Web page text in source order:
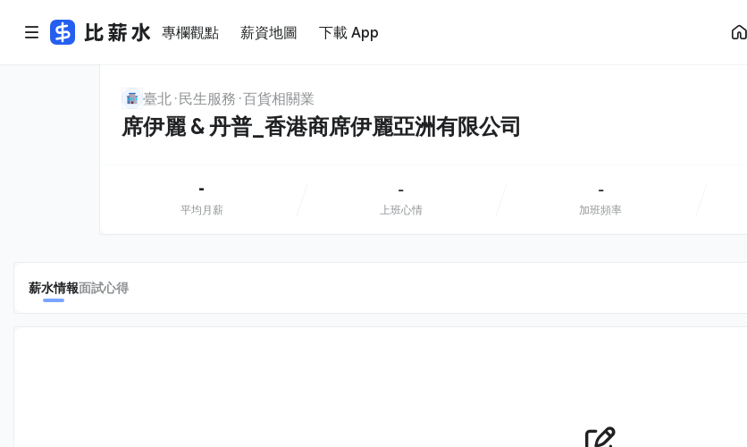
專欄觀點 薪資地圖 下載 App
臺北 民生服務 百貨相關業
席伊麗 & 丹普_香港商席伊麗亞洲有限公司
-
平均月薪
-
上班心情
-
加班頻率
薪水情報面試心得